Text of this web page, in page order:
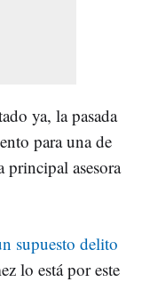
ya, la pasada
para una de
principal asesora
supuesto delito
lo está por este